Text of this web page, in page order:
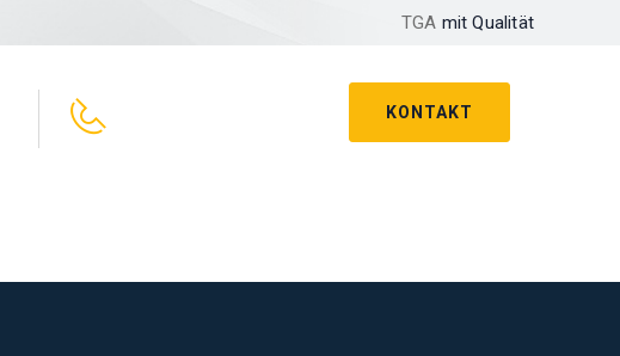
TGA mit Qualität
KONTAKT